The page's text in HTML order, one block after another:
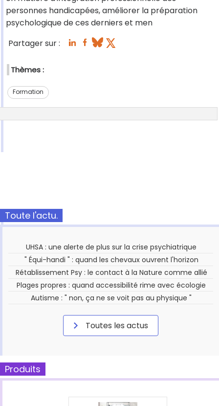
personnes handicapées, améliorer la préparation
psychologique de ces derniers et men
Partager sur :
Thèmes :
Formation
Toute l'actu.
UHSA : une alerte de plus sur la crise psychiatrique
" Équi-handi " : quand les chevaux ouvrent l'horizon
Rétablissement Psy : le contact à la Nature comme allié
Plages propres : quand accessibilité rime avec écologie
Autisme : " non, ça ne se voit pas au physique "
Toutes les actus
Produits